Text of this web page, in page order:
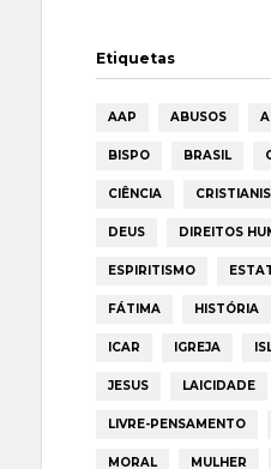
Etiquetas
AAP ABUSOS
BISPO BRASIL
CIÊNCIA
DEUS DIREITOS
ESPIRITISMO
FÁTIMA HISTÓRIA
ICAR IGREJA
JESUS LAICIDADE
LIVRE-PENSAMENTO
MORAL MULHER